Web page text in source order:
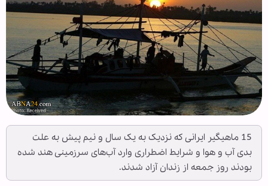
15 ماهیگیر ایرانی که نزدیک به یک سال و نیم پیش به علت
بدی آب و هوا و شرایط اضطراری وارد آب‌های سرزمینی هند شده
بودند روز جمعه از زندان آزاد شدند.